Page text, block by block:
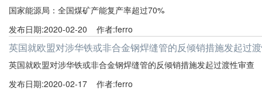
国家能源局：全国煤矿产能复产率超过70%
发布日期:2020-02-20 作者:ferro
英国就欧盟对涉华铁或非合金钢焊缝管的反倾销措施发起过
英国就欧盟对涉华铁或非合金钢焊缝管的反倾销措施发起过渡性审查
发布日期:2020-02-17 作者:ferro